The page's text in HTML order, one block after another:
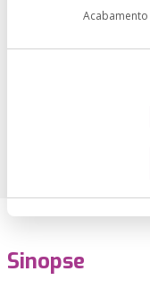
Acabamento
Sinopse